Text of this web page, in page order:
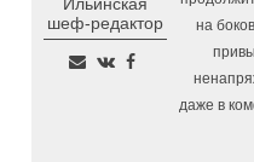
Алчевска в
6.08.2026 16:20
Тотемского округа
правом выкупа за один
шеф-редактор
на
даже в